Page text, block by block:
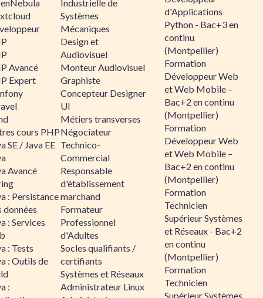
Avancé
Expert
cours PHP
SE / Java EE
Avancé
: Persistance
données
: Services
: Tests
: Outils de
:
Industrielle de
Systèmes
Mécaniques
Design et
Audiovisuel
Monteur Audiovisuel
Graphiste
Concepteur Designer
UI
Métiers transverses
Négociateur
Technico-
Commercial
Responsable
d'établissement
marchand
Formateur
Professionnel
d'Adultes
Socles qualifiants /
certifiants
Systèmes et Réseaux
Administrateur Linux
d'Applications
Python - Bac+3 en
continu
(Montpellier)
Formation
Développeur Web
et Web Mobile –
Bac+2 en continu
(Montpellier)
Formation
Développeur Web
et Web Mobile –
Bac+2 en continu
(Montpellier)
Formation
Technicien
Supérieur Systèmes
et Réseaux - Bac+2
en continu
(Montpellier)
Formation
Technicien
Supérieur Systèmes